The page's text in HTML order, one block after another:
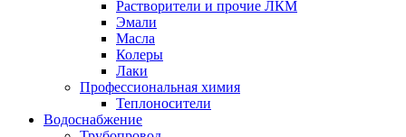
Растворители и прочие ЛКМ
Эмали
Масла
Колеры
Лаки
Профессиональная химия
Теплоносители
Водоснабжение